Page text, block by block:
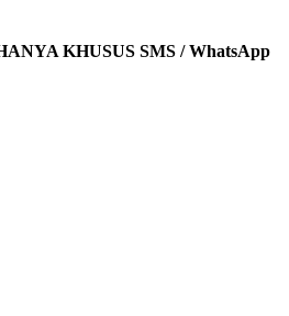
KHUSUS SMS / WhatsApp